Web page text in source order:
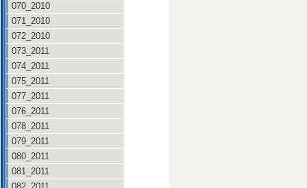
070_2010
071_2010
072_2010
073_2011
074_2011
075_2011
077_2011
076_2011
078_2011
079_2011
080_2011
081_2011